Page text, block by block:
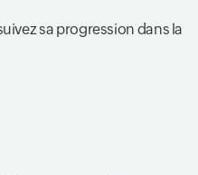
sa progression dans la